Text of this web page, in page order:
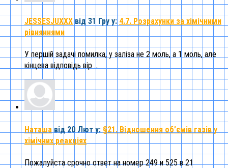
JESSESJUXXX від 31 Гру у: 4.7. Розрахунки за хімічними
рівняннями
У першій задачі помилка, у заліза не 2 моль, а 1 моль, але
кінцева відповідь вір ...
Наташа від 20 Лют у: §21. Відношення об’ємів газів у
хімічних реакціях
Пожалуйста срочно ответ на номер 249 и 525 в 21